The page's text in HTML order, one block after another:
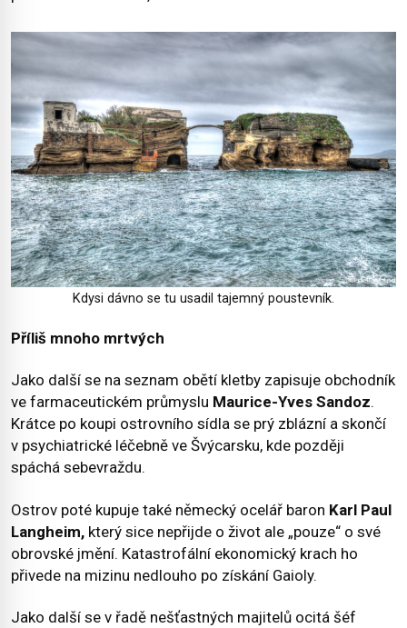
Kdysi dávno se tu usadil tajemný poustevník.
Příliš mnoho mrtvých
Jako další se na seznam obětí kletby zapisuje obchodník
ve farmaceutickém průmyslu Maurice-Yves Sandoz.
Krátce po koupi ostrovního sídla se prý zblázní a skončí
v psychiatrické léčebně ve Švýcarsku, kde později
spáchá sebevraždu.
Ostrov poté kupuje také německý ocelář baron Karl Paul
Langheim, který sice nepřijde o život ale „pouze“ o své
obrovské jmění. Katastrofální ekonomický krach ho
přivede na mizinu nedlouho po získání Gaioly.
Jako další se v řadě nešťastných majitelů ocitá šéf